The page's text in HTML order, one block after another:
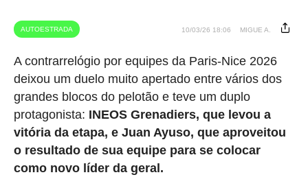
AUTOESTRADA 10/03/26 18:06 MIGUE A.
A contrarrelógio por equipes da Paris-Nice 2026
deixou um duelo muito apertado entre vários dos
grandes blocos do pelotão e teve um duplo
protagonista: INEOS Grenadiers, que levou a
vitória da etapa, e Juan Ayuso, que aproveitou
o resultado de sua equipe para se colocar
como novo líder da geral.